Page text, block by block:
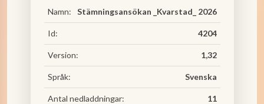
Namn: Stämningsansökan _Kvarstad_ 2026
Id: 4204
Version: 1,32
Språk: Svenska
Antal nedladdningar: 11